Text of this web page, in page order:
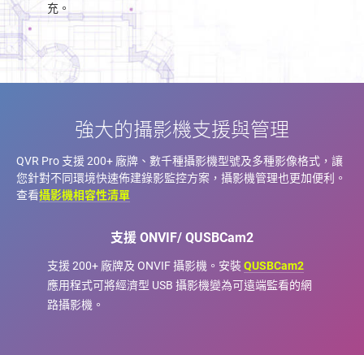
充。
強大的攝影機支援與管理
QVR Pro 支援 200+ 廠牌、數千種攝影機型號及多種影像格式，讓
您針對不同環境快速佈建錄影監控方案，攝影機管理也更加便利。
查看攝影機相容性清單
支援 ONVIF/ QUSBCam2
支援 200+ 廠牌及 ONVIF 攝影機。安裝QUSBCam2
應用程式可將經濟型 USB 攝影機變為可遠端監看的網
路攝影機。